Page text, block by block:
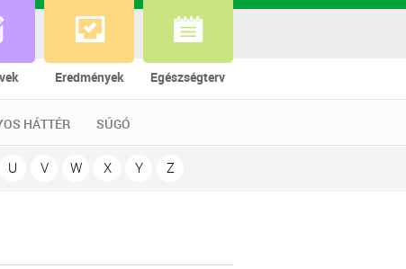
Eredmények Egészségterv
HÁTTÉR SÚGÓ
U V W X Y Z